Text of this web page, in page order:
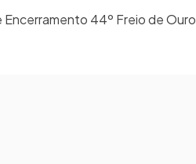
44º Freio de Ouro